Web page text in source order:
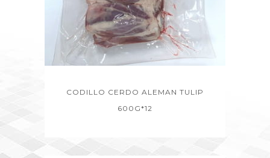
CODILLO CERDO ALEMAN TULIP
600G*12